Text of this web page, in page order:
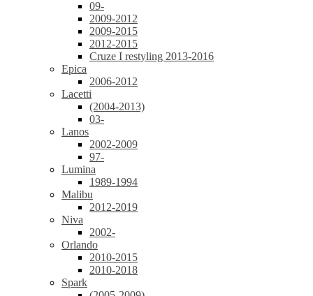
09-
2009-2012
2009-2015
2012-2015
Cruze I restyling 2013-2016
Epica
2006-2012
Lacetti
(2004-2013)
03-
Lanos
2002-2009
97-
Lumina
1989-1994
Malibu
2012-2019
Niva
2002-
Orlando
2010-2015
2010-2018
Spark